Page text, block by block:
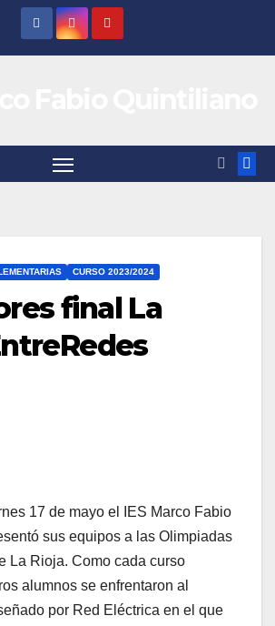
CURSO 2023/2024
final La
17 de mayo el IES Marco Fabio
sus equipos a las Olimpiadas
La Rioja. Como cada curso
alumnos se enfrentaron al
por Red Eléctrica en el que